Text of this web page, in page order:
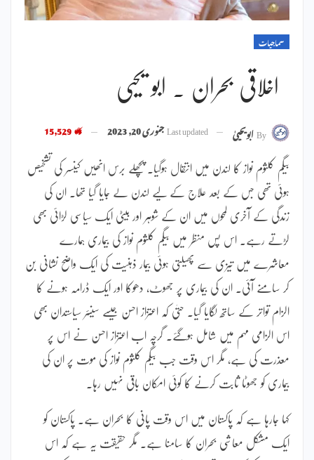
سماجیات
اخلاقی بحران ۔ ابو یحیی
Byابویحییٰ Last updatedجنوری 20, 2023
بیگم کلثوم نواز کا لندن میں انتقال ہوگیا۔ پچھلے برس انھیں کینسر کی تشخیص
ہوئی تھی جس کے بعد علاج کے لیے لندن لے جایا گیا تھا۔ ان کی
زندگی کے آخری لمحوں میں ان کے شوہر اور بیٹی ایک سیاسی لڑائی بھی
لڑتے رہے۔ اس پس منظر میں بیگم کلثوم نواز کی بیماری ہمارے
معاشرے میں تیزی سے پھیلتی ہوئی بیمار ذہنیت کی ایک واضح نشانی بن
کر سامنے آئی۔ ان کی بیماری پر جھوٹ، دھوکا اور ایک ڈرامہ ہونے کا
الزام تواتر کے ساتھ لگایا گیا۔ حتیٰ کہ اعتزاز احسن جیسے سینئر سیاستدان بھی
اس الزامی مہم میں شامل ہوگئے۔ گرچہ اب اعتزاز احسن نے اس پر
معذرت کی ہے، مگر اس وقت جب بیگم کلثوم نواز کی موت پر ان کی
بیماری کو جھوٹا ثابت کرنے کا کوئی امکان باقی نہیں رہا۔
کہا جارہا ہے کہ پاکستان میں اس وقت پانی کا بحران ہے۔ پاکستان کو
ایک مشکل معاشی بحران کا سامنا ہے۔ مگر حقیقت یہ ہے کہ اس